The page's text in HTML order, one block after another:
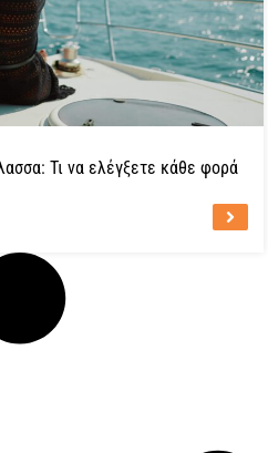
Τι να ελέγξετε κάθε φορά